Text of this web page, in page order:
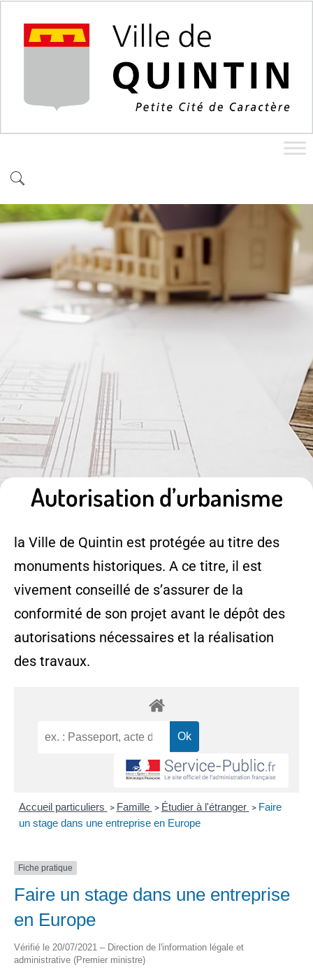
Autorisation d’urbanisme
la Ville de Quintin est protégée au titre des
monuments historiques. A ce titre, il est
vivement conseillé de s’assurer de la
conformité de son projet avant le dépôt des
autorisations nécessaires et la réalisation
des travaux.
Accueil particuliers > Famille > Étudier à l'étranger > Faire
un stage dans une entreprise en Europe
Fiche pratique
Faire un stage dans une entreprise
en Europe
Vérifié le 20/07/2021 – Direction de l'information légale et
administrative (Premier ministre)